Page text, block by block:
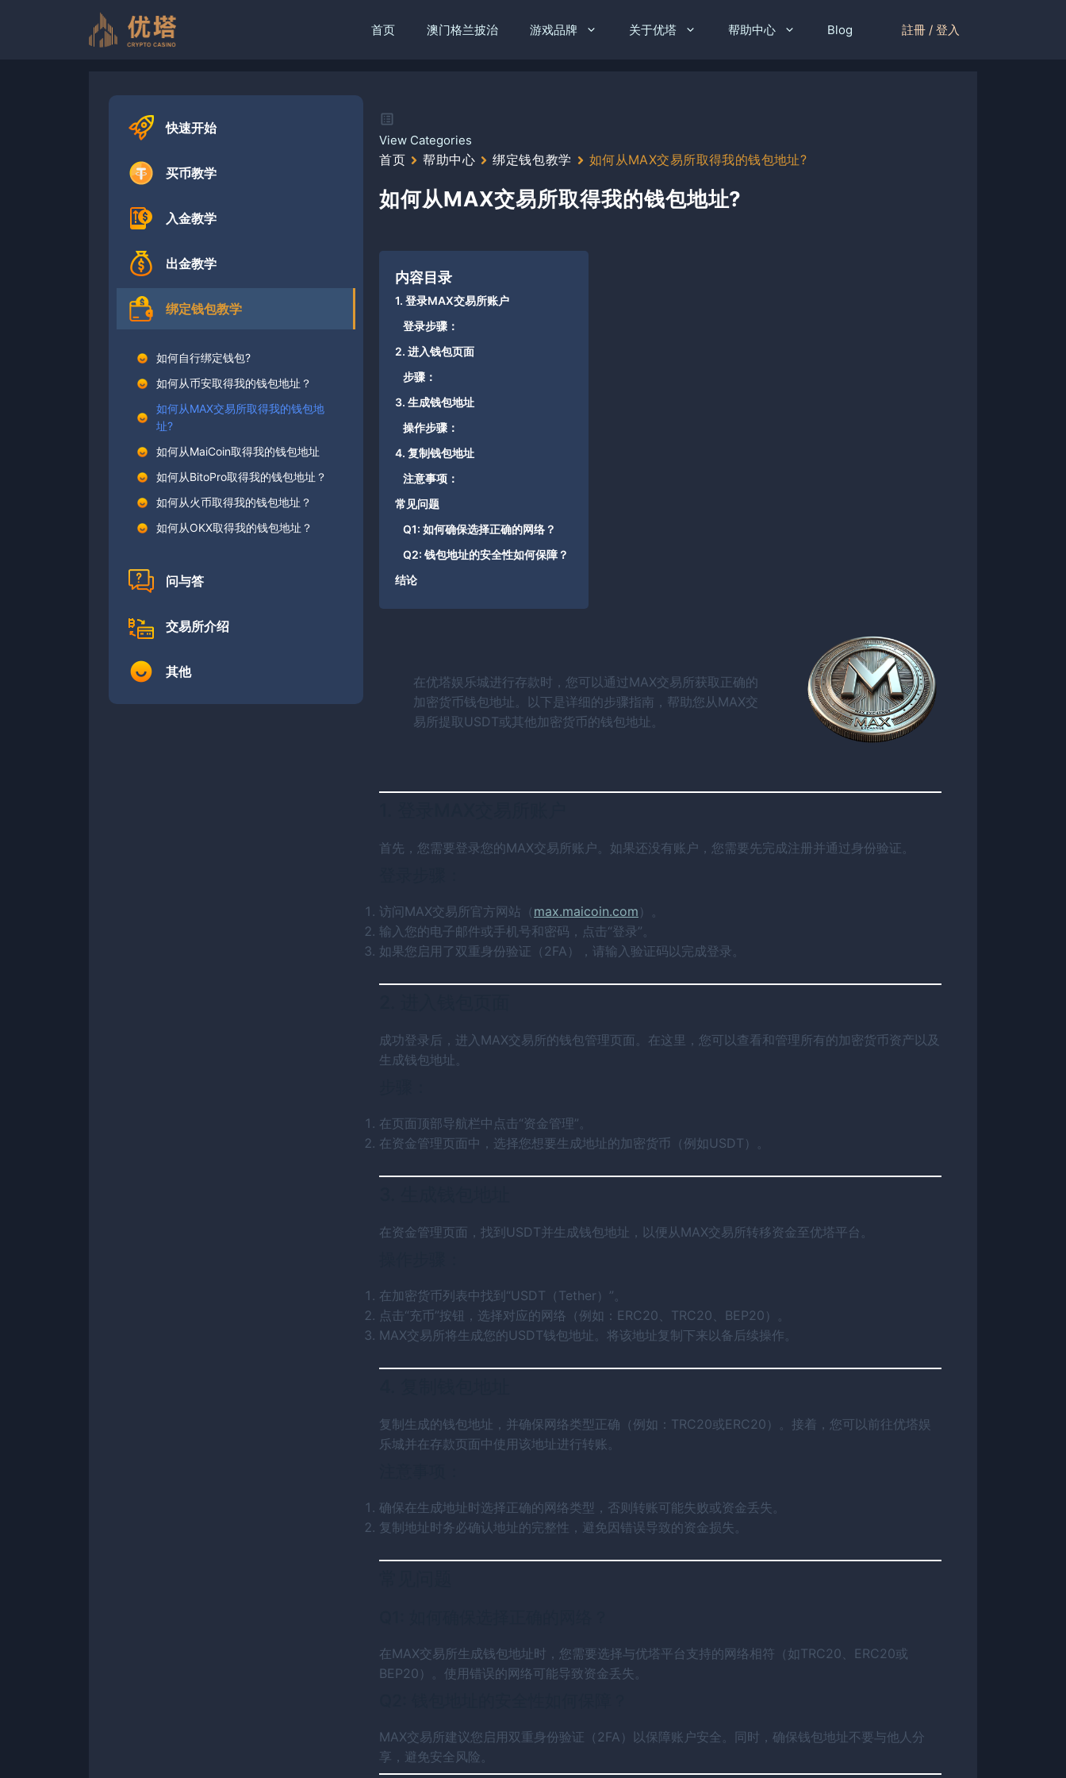
首页 澳门格兰披治 游戏品牌 关于优塔 帮助中心 Blog 註冊 / 登入
快速开始
买币教学
入金教学
出金教学
绑定钱包教学
如何自行绑定钱包?
如何从币安取得我的钱包地址？
如何从MAX交易所取得我的钱包地
址?
如何从MaiCoin取得我的钱包地址
如何从BitoPro取得我的钱包地址？
如何从火币取得我的钱包地址？
如何从OKX取得我的钱包地址？
问与答
交易所介绍
其他
View Categories
首页 帮助中心 绑定钱包教学 如何从MAX交易所取得我的钱包地址?
如何从MAX交易所取得我的钱包地址?
内容目录
1. 登录MAX交易所账户
登录步骤：
2. 进入钱包页面
步骤：
3. 生成钱包地址
操作步骤：
4. 复制钱包地址
注意事项：
常见问题
Q1: 如何确保选择正确的网络？
Q2: 钱包地址的安全性如何保障？
结论
在优塔娱乐城进行存款时，您可以通过MAX交易所获取正确的
加密货币钱包地址。以下是详细的步骤指南，帮助您从MAX交
易所提取USDT或其他加密货币的钱包地址。
首先，您需要登录您的MAX交易所账户。如果还没有账户，您需要先完成注册并通过身份验证。
访问MAX交易所官方网站（ max.maicoin.com ）。
输入您的电子邮件或手机号和密码，点击“登录”。
如果您启用了双重身份验证（2FA），请输入验证码以完成登录。
成功登录后，进入MAX交易所的钱包管理页面。在这里，您可以查看和管理所有的加密货币资产以及
生成钱包地址。
在页面顶部导航栏中点击“资金管理”。
在资金管理页面中，选择您想要生成地址的加密货币（例如USDT）。
在资金管理页面，找到USDT并生成钱包地址，以便从MAX交易所转移资金至优塔平台。
在加密货币列表中找到“USDT（Tether）”。
点击“充币”按钮，选择对应的网络（例如：ERC20、TRC20、BEP20）。
MAX交易所将生成您的USDT钱包地址。将该地址复制下来以备后续操作。
复制生成的钱包地址，并确保网络类型正确（例如：TRC20或ERC20）。接着，您可以前往优塔娱
乐城并在存款页面中使用该地址进行转账。
确保在生成地址时选择正确的网络类型，否则转账可能失败或资金丢失。
复制地址时务必确认地址的完整性，避免因错误导致的资金损失。
在MAX交易所生成钱包地址时，您需要选择与优塔平台支持的网络相符（如TRC20、ERC20或
BEP20）。使用错误的网络可能导致资金丢失。
MAX交易所建议您启用双重身份验证（2FA）以保障账户安全。同时，确保钱包地址不要与他人分
享，避免安全风险。